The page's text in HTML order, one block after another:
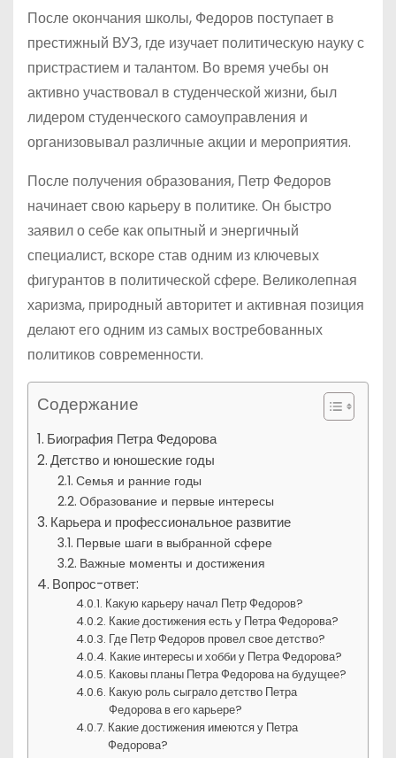
После окончания школы, Федоров поступает в
престижный ВУЗ, где изучает политическую науку с
пристрастием и талантом. Во время учебы он
активно участвовал в студенческой жизни, был
лидером студенческого самоуправления и
организовывал различные акции и мероприятия.
После получения образования, Петр Федоров
начинает свою карьеру в политике. Он быстро
заявил о себе как опытный и энергичный
специалист, вскоре став одним из ключевых
фигурантов в политической сфере. Великолепная
харизма, природный авторитет и активная позиция
делают его одним из самых востребованных
политиков современности.
Содержание
Биография Петра Федорова
Детство и юношеские годы
Семья и ранние годы
Образование и первые интересы
Карьера и профессиональное развитие
Первые шаги в выбранной сфере
Важные моменты и достижения
Вопрос-ответ:
Какую карьеру начал Петр Федоров?
Какие достижения есть у Петра Федорова?
Где Петр Федоров провел свое детство?
Какие интересы и хобби у Петра Федорова?
Каковы планы Петра Федорова на будущее?
Какую роль сыграло детство Петра
Федорова в его карьере?
Какие достижения имеются у Петра
Федорова?